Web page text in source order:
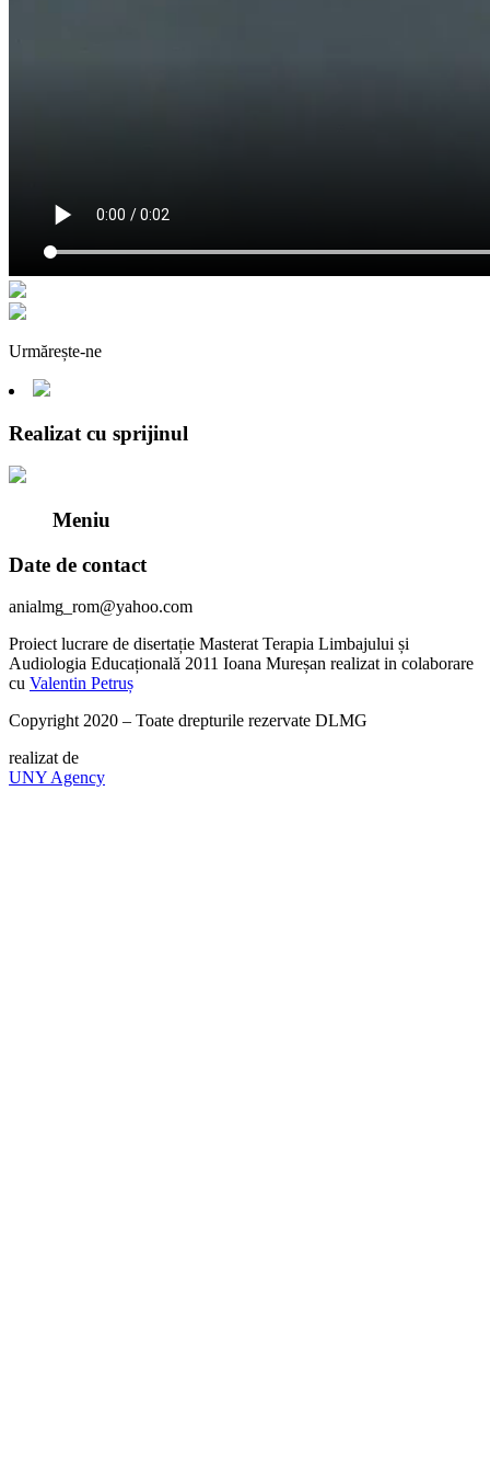
Urmărește-ne
Realizat cu sprijinul
Meniu
Date de contact
anialmg_rom@yahoo.com
Proiect lucrare de disertație Masterat Terapia Limbajului și
Audiologia Educațională 2011 Ioana Mureșan realizat in colaborare
cu Valentin Petruș
Copyright 2020 – Toate drepturile rezervate DLMG
realizat de
UNY Agency